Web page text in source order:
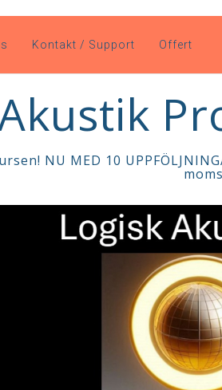
Kontakt / Support Offert
NU MED 10